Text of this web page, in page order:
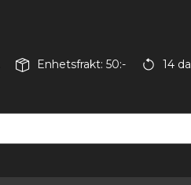
Enhetsfrakt: 50:- 14